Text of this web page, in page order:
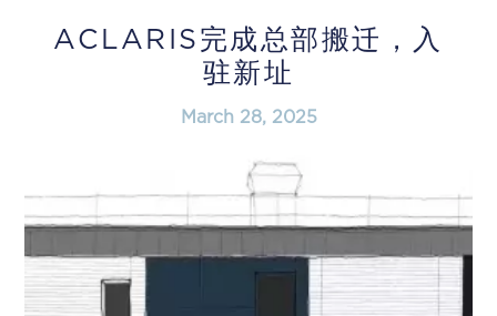
ACLARIS完成总部搬迁，入
驻新址
March 28, 2025